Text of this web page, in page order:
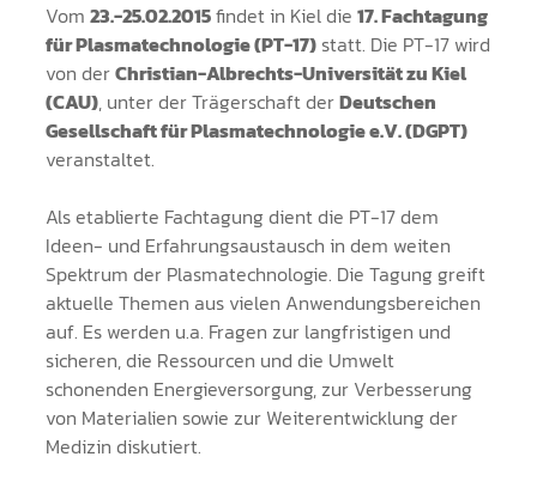
Vom 23.-25.02.2015findet in Kiel die 17. Fachtagung
für Plasmatechnologie (PT-17) statt. Die PT-17 wird
von derChristian-Albrechts-Universität zu Kiel
(CAU), unter der Trägerschaft derDeutschen
Gesellschaft für Plasmatechnologie e.V. (DGPT)
veranstaltet.
Als etablierte Fachtagung dient die PT-17 dem
Ideen- und Erfahrungsaustausch in dem weiten
Spektrum der Plasmatechnologie. Die Tagung greift
aktuelle Themen aus vielen Anwendungsbereichen
auf. Es werden u.a. Fragen zur langfristigen und
sicheren, die Ressourcen und die Umwelt
schonenden Energieversorgung, zur Verbesserung
von Materialien sowie zur Weiterentwicklung der
Medizin diskutiert.